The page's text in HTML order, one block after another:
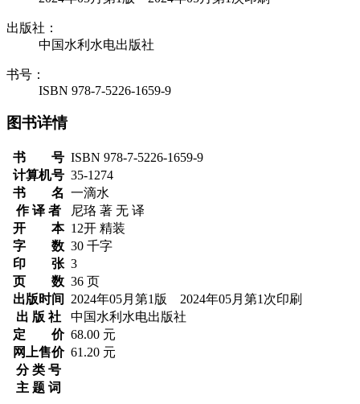
出版社：
中国水利水电出版社
书号：
ISBN 978-7-5226-1659-9
图书详情
书 号 ISBN 978-7-5226-1659-9
计算机号 35-1274
书 名 一滴水
作 译 者
尼珞 著 无 译
开 本 12开 精装
字 数 30 千字
印 张 3
页 数 36 页
出版时间
2024年05月第1版 2024年05月第1次印刷
出 版 社
中国水利水电出版社
定 价 68.00 元
网上售价 61.20 元
分 类 号
主 题 词